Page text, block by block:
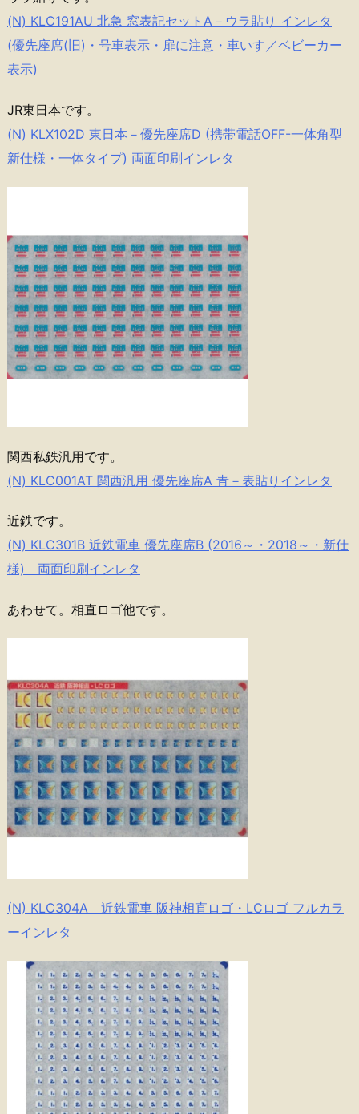
(N) KLC191AU 北急 窓表記セットA－ウラ貼り インレタ
(優先座席(旧)・号車表示・扉に注意・車いす／ベビーカー
表示)
JR東日本です。
(N) KLX102D 東日本－優先座席D (携帯電話OFF-一体角型
新仕様・一体タイプ) 両面印刷インレタ
関西私鉄汎用です。
(N) KLC001AT 関西汎用 優先座席A 青－表貼りインレタ
近鉄です。
(N) KLC301B 近鉄電車 優先座席B (2016～・2018～・新仕
様) 両面印刷インレタ
あわせて。相直ロゴ他です。
(N) KLC304A 近鉄電車 阪神相直ロゴ・LCロゴ フルカラ
ーインレタ